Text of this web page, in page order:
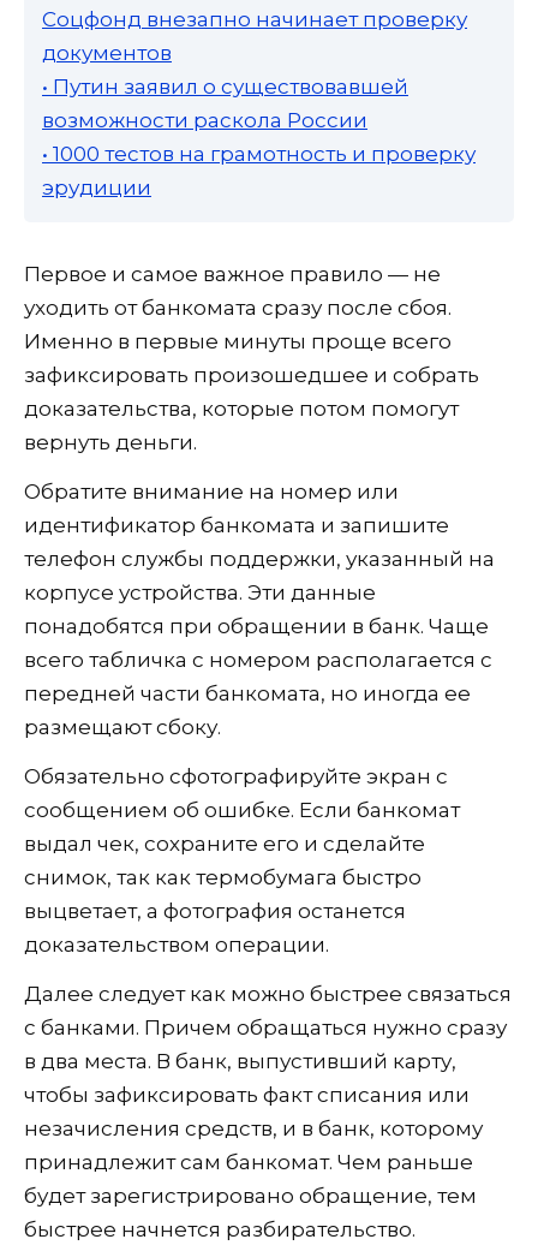
Соцфонд внезапно начинает проверку
документов
• Путин заявил о существовавшей
возможности раскола России
• 1000 тестов на грамотность и проверку
эрудиции
Первое и самое важное правило — не
уходить от банкомата сразу после сбоя.
Именно в первые минуты проще всего
зафиксировать произошедшее и собрать
доказательства, которые потом помогут
вернуть деньги.
Обратите внимание на номер или
идентификатор банкомата и запишите
телефон службы поддержки, указанный на
корпусе устройства. Эти данные
понадобятся при обращении в банк. Чаще
всего табличка с номером располагается с
передней части банкомата, но иногда ее
размещают сбоку.
Обязательно сфотографируйте экран с
сообщением об ошибке. Если банкомат
выдал чек, сохраните его и сделайте
снимок, так как термобумага быстро
выцветает, а фотография останется
доказательством операции.
Далее следует как можно быстрее связаться
с банками. Причем обращаться нужно сразу
в два места. В банк, выпустивший карту,
чтобы зафиксировать факт списания или
незачисления средств, и в банк, которому
принадлежит сам банкомат. Чем раньше
будет зарегистрировано обращение, тем
быстрее начнется разбирательство.